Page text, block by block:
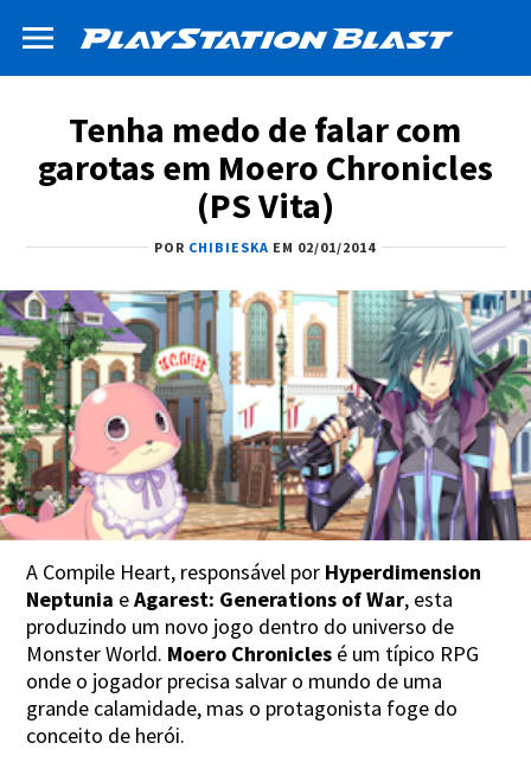
Tenha medo de falar com
garotas em Moero Chronicles
(PS Vita)
POR CHIBIESKA EM 02/01/2014
A Compile Heart, responsável por Hyperdimension
Neptunia eAgarest: Generations of War, esta
produzindo um novo jogo dentro do universo de
Monster World. Moero Chronicles é um típico RPG
onde o jogador precisa salvar o mundo de uma
grande calamidade, mas o protagonista foge do
conceito de herói.